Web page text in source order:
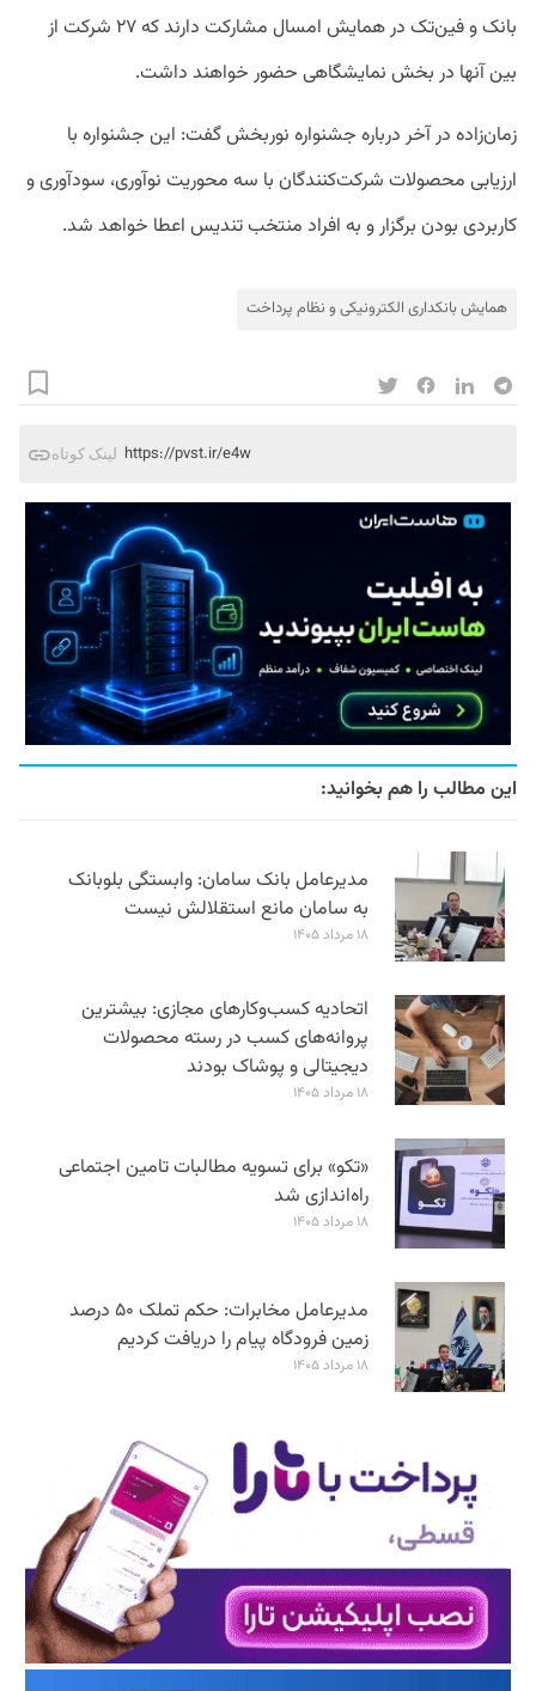
بانک و فین‌تک در همایش امسال مشارکت دارند که ۲۷ شرکت از
بین آنها در بخش نمایشگاهی حضور خواهند داشت.
زمان‌زاده در آخر درباره جشنواره نوربخش گفت: این جشنواره با
ارزیابی محصولات شرکت‌کنندگان با سه محوریت نوآوری، سودآوری و
کاربردی بودن برگزار و به افراد منتخب تندیس اعطا خواهد شد.
همایش بانکداری الکترونیکی و نظام پرداخت
لینک کوتاه https://pvst.ir/e4w
این مطالب را هم بخوانید:
مدیرعامل بانک سامان: وابستگی بلوبانک
به سامان مانع استقلالش نیست
۱۸ مرداد ۱۴۰۵
اتحادیه کسب‌وکارهای مجازی: بیشترین
پروانه‌های کسب در رسته محصولات
دیجیتالی و پوشاک بودند
۱۸ مرداد ۱۴۰۵
«تکو» برای تسویه مطالبات تامین اجتماعی
راه‌اندازی شد
۱۸ مرداد ۱۴۰۵
مدیرعامل مخابرات: حکم تملک ۵۰ درصد
زمین فرودگاه پیام را دریافت کردیم
۱۸ مرداد ۱۴۰۵